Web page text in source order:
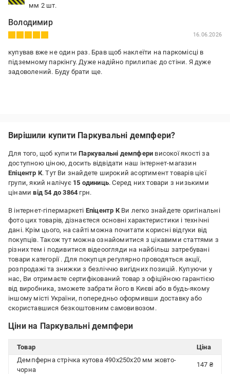
мм 2 шт.
Володимир
16.06.2026
купував вже не один раз. Брав щоб наклеїти на паркомісці в
підземному паркінгу. Дуже надійно прилипає до стіни. Я дуже
задоволений. Буду брати ще.
Вирішили купити Паркувальні демпфери?
Для того, щоб купитиПаркувальні демпфери високої якості за
доступною ціною, досить відвідати наш інтернет-магазин
Епіцентр К. Тут Ви знайдете широкий асортимент товарів цієї
групи, який налічує 15 одиниць. Серед них товари з низькими
цінамивід 54 до 3864 грн.
В інтернет-гіпермаркеті Епіцентр КВи легко знайдете оригінальні
фото цих товарів, дізнаєтеся основні характеристики і технічні
дані. Крім цього, на сайті можна почитати корисні відгуки від
покупців. Також тут можна ознайомитися з цікавими статтями з
різних тем і подивитися відеоогляди на найбільш затребувані
товари категорії . Для покупця регулярно проводяться акції,
розпродажі та знижки з безліччю вигідних позицій. Купуючи у
нас, Ви отримаєте сертифікований товар з офіційною гарантією
від виробника, зможете забрати його в Києві або в будь-якому
іншому місті України, попередньо оформивши доставку або
скориставшися безкоштовним самовивозом.
Ціни на Паркувальні демпфери
Товар
Ціна
Демпферна стрічка кутова 490x250x20 мм жовто-
чорна
147 ₴